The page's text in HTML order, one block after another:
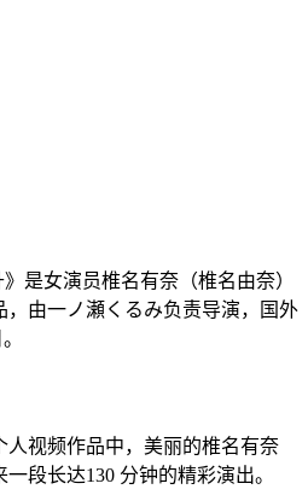
是女演员椎名有奈（椎名由奈）
由一ノ瀬くるみ负责导演，国外
视频作品中，美丽的椎名有奈
段长达130 分钟的精彩演出。